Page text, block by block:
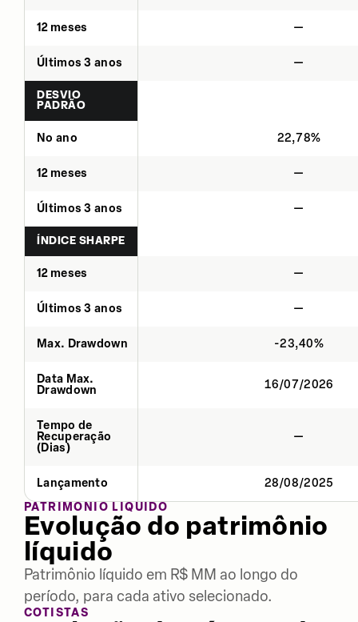
12 meses —
Últimos 3 anos —
DESVIO
PADRÃO
No ano 22,78%
12 meses —
Últimos 3 anos —
ÍNDICE SHARPE
12 meses —
Últimos 3 anos —
Max. Drawdown -23,40%
Data Max.
Drawdown
16/07/2026
Tempo de
Recuperação
(Dias)
—
Lançamento
28/08/2025
PATRIMÔNIO LÍQUIDO
Evolução do patrimônio
líquido
Patrimônio líquido em R$ MM ao longo do
período, para cada ativo selecionado.
COTISTAS